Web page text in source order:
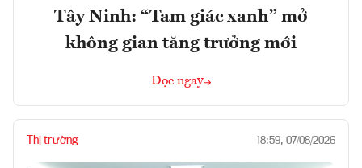
Tây Ninh: “Tam giác xanh” mở
không gian tăng trưởng mới
Đọc ngay
Thị trường 18:59, 07/08/2026